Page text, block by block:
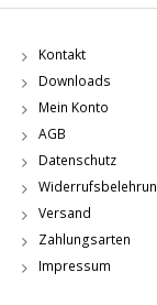
Kontakt
Downloads
Mein Konto
AGB
Datenschutz
Versand
Zahlungsarten
Impressum